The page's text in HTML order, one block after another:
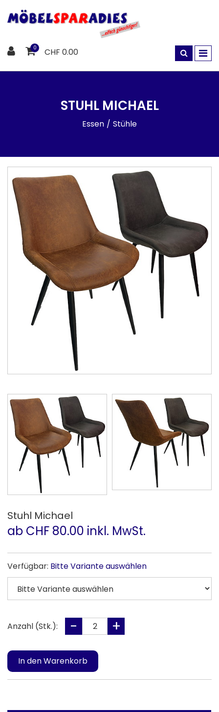
0 CHF 0.00
STUHL MICHAEL
Essen Stühle
Stuhl Michael
ab CHF 80.00 inkl. MwSt.
Verfügbar: Bitte Variante auswählen
Anzahl (Stk.):